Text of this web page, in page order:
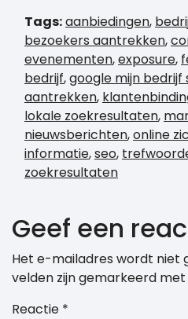
Tags:aanbiedingen,
bezoekers aantrekken,
evenementen,exposure,
bedrijf,google mijn bedrijf
aantrekken,
lokale zoekresultaten,
nieuwsberichten,online
informatie,seo,
zoekresultaten
Geef een
Het e-mailadres wordt niet
velden zijn gemarkeerd met
Reactie *